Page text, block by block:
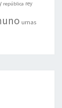
república rey
urnas